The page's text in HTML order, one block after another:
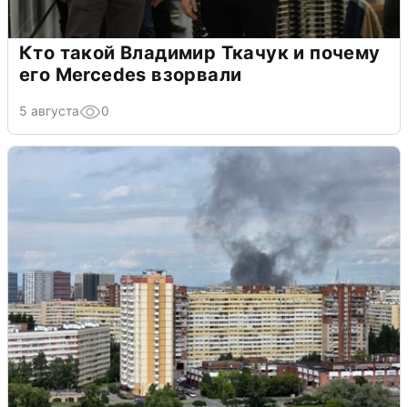
Кто такой Владимир Ткачук и почему
его Mercedes взорвали
5 августа 0